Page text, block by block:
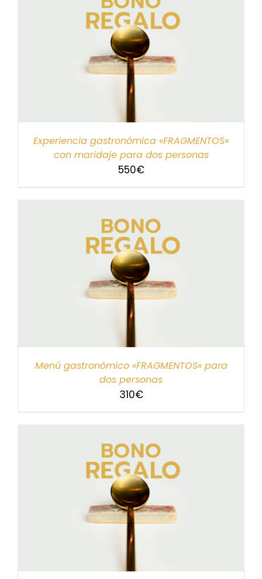
Experiencia gastronómica «FRAGMENTOS»
con maridaje para dos personas
550€
Menú gastronómico «FRAGMENTOS» para
dos personas
310€